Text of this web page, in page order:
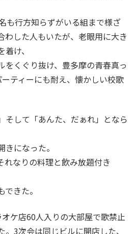
も行方知らずがいる組まで様ざ
わした人もいたが、老眼用に大き
け、
をくぐり抜け、豊多摩の青春真っ
ティーにも耐え、懐かしい校歌
そして「あんた、だぁれ」となら
になった。
れなりの料理と飲み放題付き
きた。
ケ店60人入りの大部屋で歌禁止
3次会は同じビルに開店した、